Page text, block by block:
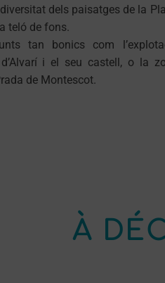
dels paisatges de la
teló de fons.
tan bonics com
i el seu castell, o la
de Montescot.
À